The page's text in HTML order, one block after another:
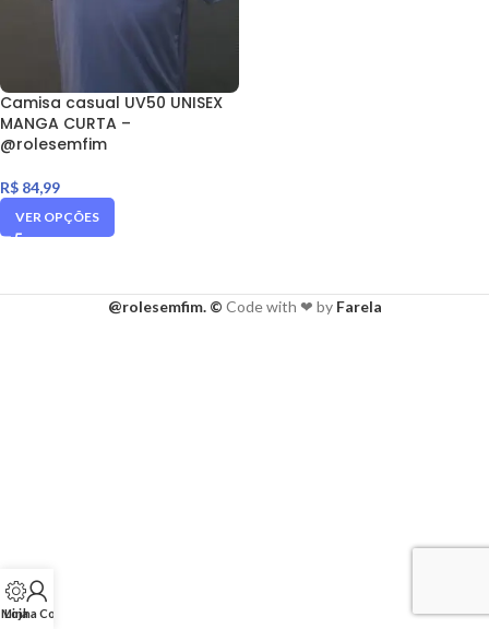
Camisa casual UV50 UNISEX
MANGA CURTA –
@rolesemfim
R$ 84,99
VER OPÇÕES
@rolesemfim. © Code with ❤ by Farela
Loja
Minha Conta